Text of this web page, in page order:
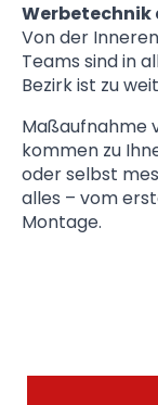
Werbetechnik
Von der
Teams sind in
Bezirk ist zu
Maßaufnahme
kommen zu
oder selbst
alles – vom
Montage.